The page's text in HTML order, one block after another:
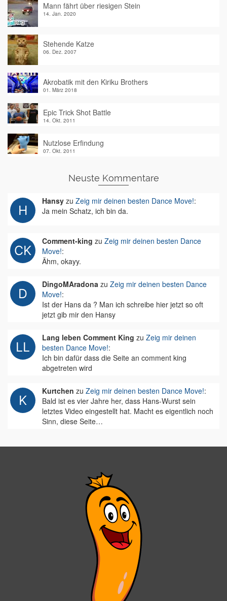
Mann fährt über riesigen Stein
14. Jan. 2020
Stehende Katze
06. Dez. 2007
Akrobatik mit den Kiriku Brothers
01. März 2018
Epic Trick Shot Battle
14. Okt. 2011
Nutzlose Erfindung
07. Okt. 2011
Neuste Kommentare
Hansy zu Zeig mir deinen besten Dance Move!:
Ja mein Schatz, ich bin da.
Comment-king zu Zeig mir deinen besten Dance
Move!:
Ähm, okayy.
DingoMAradona zu Zeig mir deinen besten Dance
Move!:
Ist der Hans da ? Man ich schreibe hier jetzt so oft
jetzt gib mir den Hansy
Lang leben Comment King zu Zeig mir deinen
besten Dance Move!:
Ich bin dafür dass die Seite an comment king
abgetreten wird
Kurtchen zu Zeig mir deinen besten Dance Move!:
Bald ist es vier Jahre her, dass Hans-Wurst sein
letztes Video eingestellt hat. Macht es eigentlich noch
Sinn, diese Seite…